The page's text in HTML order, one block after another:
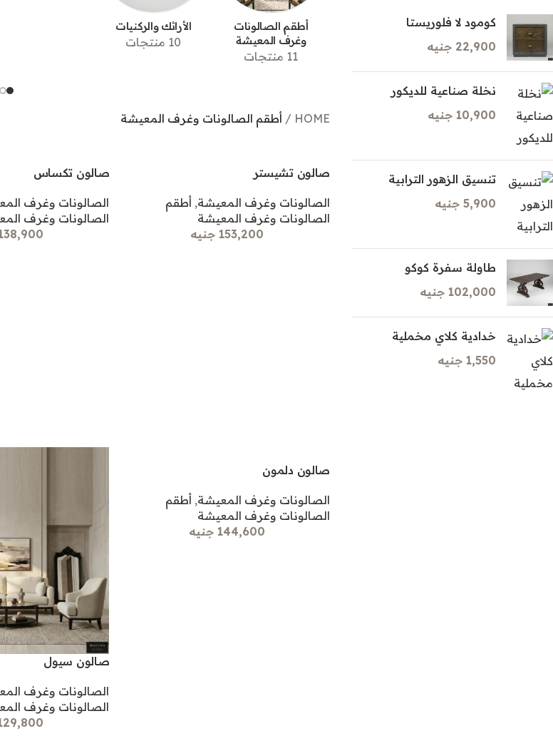
أطقم الكونسول والمرايا
الكونسول
مرايا المداخل
خزائن الأحذية
كومود لا فلوريستا
22,900 جنيه
نخلة صناعية للديكور
10,900 جنيه
تنسيق الزهور الترابية
5,900 جنيه
طاولة سفرة كوكو
102,000 جنيه
خدادية كلاي مخملية
1,550 جنيه
أطقم الصالونات
وغرف المعيشة
11 منتجات
الأرائك والركنيات
10 منتجات
HOME
/ أطقم الصالونات وغرف المعيشة
صالون تشيستر
الصالونات وغرف المعيشة, أطقم
الصالونات وغرف المعيشة
153,200 جنيه
صالون تكساس
الصالونات وغرف
الصالونات وغرف
138,900
صالون دلمون
الصالونات وغرف المعيشة, أطقم
الصالونات وغرف المعيشة
144,600 جنيه
صالون سيول
الصالونات وغرف
الصالونات وغرف
129,800